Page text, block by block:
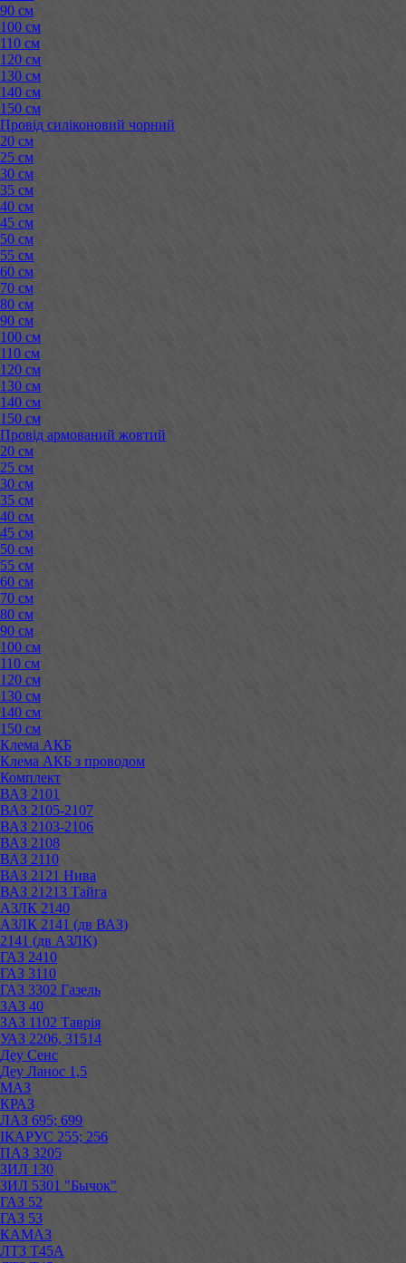
90 см
100 см
110 см
120 см
130 см
140 см
150 см
Провід силіконовий чорний
20 см
25 см
30 см
35 см
40 см
45 см
50 см
55 см
60 см
70 см
80 см
90 см
100 см
110 см
120 см
130 см
140 см
150 см
Провід армований жовтий
20 см
25 см
30 см
35 см
40 см
45 см
50 см
55 см
60 см
70 см
80 см
90 см
100 см
110 см
120 см
130 см
140 см
150 см
Клема АКБ
Клема АКБ з проводом
Комплект
ВАЗ 2101
ВАЗ 2105-2107
ВАЗ 2103-2106
ВАЗ 2108
ВАЗ 2110
ВАЗ 2121 Нива
ВАЗ 21213 Тайга
АЗЛК 2140
АЗЛК 2141 (дв ВАЗ)
2141 (дв АЗЛК)
ГАЗ 2410
ГАЗ 3110
ГАЗ 3302 Газель
ЗАЗ 40
ЗАЗ 1102 Таврія
УАЗ 2206, 31514
Деу Сенс
Деу Ланос 1,5
МАЗ
КРАЗ
ЛАЗ 695; 699
ІКАРУС 255; 256
ПАЗ 3205
ЗИЛ 130
ЗИЛ 5301 "Бычок"
ГАЗ 52
ГАЗ 53
КАМАЗ
ЛТЗ Т45А